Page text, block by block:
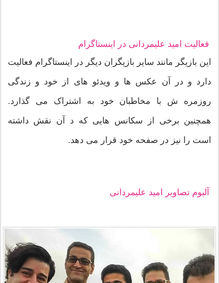
فعالیت امید علیمردانی در اینستاگرام
این بازیگر مانند سایر بازیگران دیگر در اینستاگرام فعالیت
دارد و در آن عکس ها و ویدئو های از خود و زندگی
روزمره ش با مخاطبان خود به اشتراک می گذارد.
همچنین برخی از سکانس هایی که د آن نقش داشته
است را نیز در صفحه خود قرار می دهد.
آلبوم تصاویر امید علیمردانی